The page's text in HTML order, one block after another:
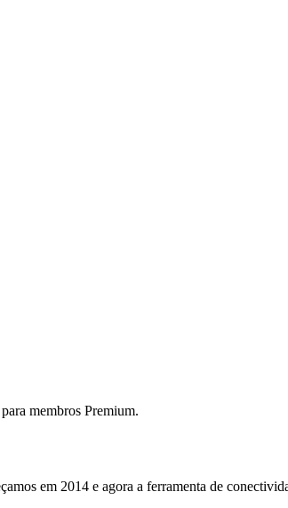
membros Premium.
em 2014 e agora a ferramenta de